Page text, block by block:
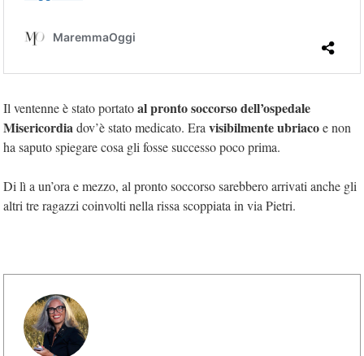
Il ventenne è stato portatoal pronto soccorso dell’ospedale
Misericordiadov’è stato medicato. Era visibilmente ubriacoe non
ha saputo spiegare cosa gli fosse successo poco prima.
Di lì a un’ora e mezzo, al pronto soccorso sarebbero arrivati anche gli
altri tre ragazzi coinvolti nella rissa scoppiata in via Pietri.